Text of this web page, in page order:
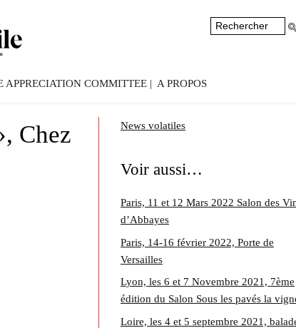
APPRECIATION COMMITTEE A PROPOS
News volatiles
Chez
Voir aussi…
Paris, 11 et 12 Mars 2022 Salon des
d’Abbayes
Paris, 14-16 février 2022, Porte de
Versailles
Lyon, les 6 et 7 Novembre 2021, 7ème
édition du Salon Sous les pavés la
Loire, les 4 et 5 septembre 2021,